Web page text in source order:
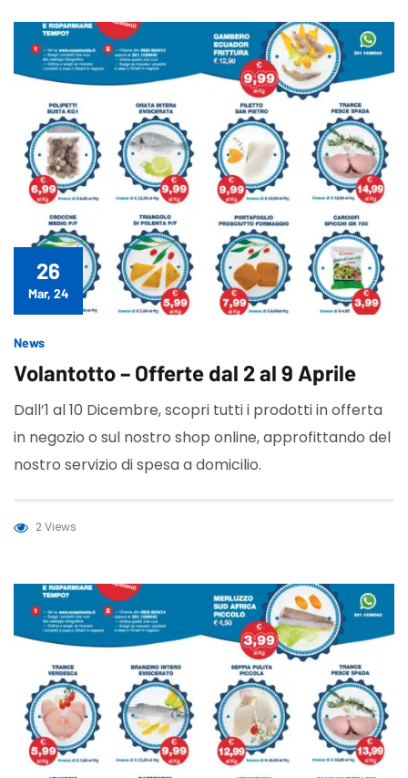
26
Mar, 24
News
Volantotto – Offerte dal 2 al 9 Aprile
Dall’1 al 10 Dicembre, scopri tutti i prodotti in offerta
in negozio o sul nostro shop online, approfittando del
nostro servizio di spesa a domicilio.
2 Views